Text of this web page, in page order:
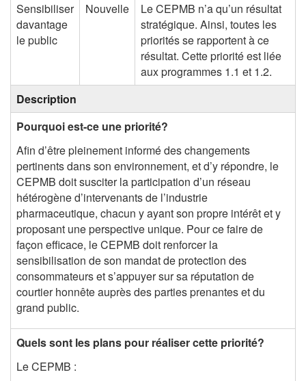
Sensibiliser
davantage
le public
Nouvelle
Le CEPMB n’a qu’un résultat
stratégique. Ainsi, toutes les
priorités se rapportent à ce
résultat. Cette priorité est liée
aux programmes 1.1 et 1.2.
Description
Pourquoi est-ce une priorité?
Afin d’être pleinement informé des changements
pertinents dans son environnement, et d’y répondre, le
CEPMB doit susciter la participation d’un réseau
hétérogène d’intervenants de l’industrie
pharmaceutique, chacun y ayant son propre intérêt et y
proposant une perspective unique. Pour ce faire de
façon efficace, le CEPMB doit renforcer la
sensibilisation de son mandat de protection des
consommateurs et s’appuyer sur sa réputation de
courtier honnête auprès des parties prenantes et du
grand public.
Quels sont les plans pour réaliser cette priorité?
Le CEPMB :